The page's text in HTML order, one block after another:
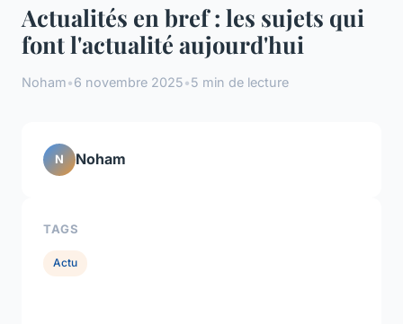
Actualités en bref : les sujets qui
font l'actualité aujourd'hui
Noham•6 novembre 2025•5 min de lecture
N Noham
TAGS
Actu